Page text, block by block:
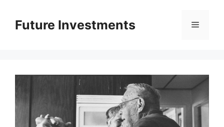
вмістуFuture Investments Меню